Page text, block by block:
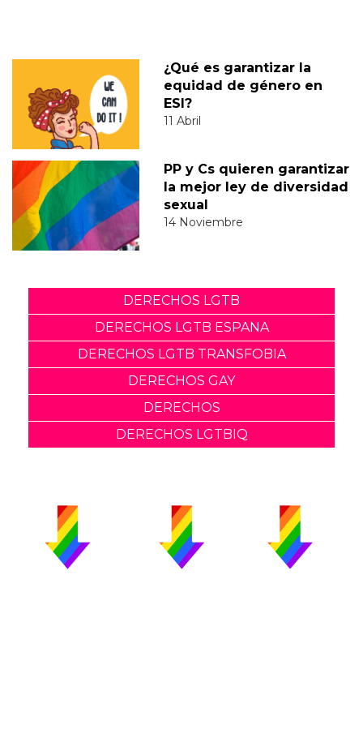
¿Qué es garantizar la
equidad de género en
ESI?
11 Abril
PP y Cs quieren garantizar
la mejor ley de diversidad
sexual
14 Noviembre
DERECHOS LGTB
DERECHOS LGTB ESPANA
DERECHOS LGTB TRANSFOBIA
DERECHOS GAY
DERECHOS
DERECHOS LGTBIQ